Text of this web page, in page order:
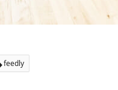
feedly